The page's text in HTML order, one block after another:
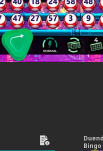
Bingo